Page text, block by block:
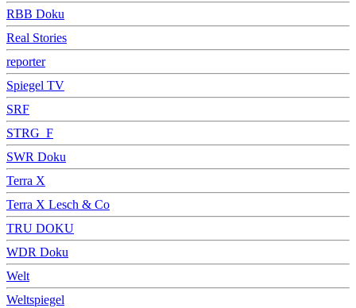
RBB Doku
Real Stories
reporter
Spiegel TV
SRF
STRG_F
SWR Doku
Terra X
Terra X Lesch & Co
TRU DOKU
WDR Doku
Welt
Weltspiegel